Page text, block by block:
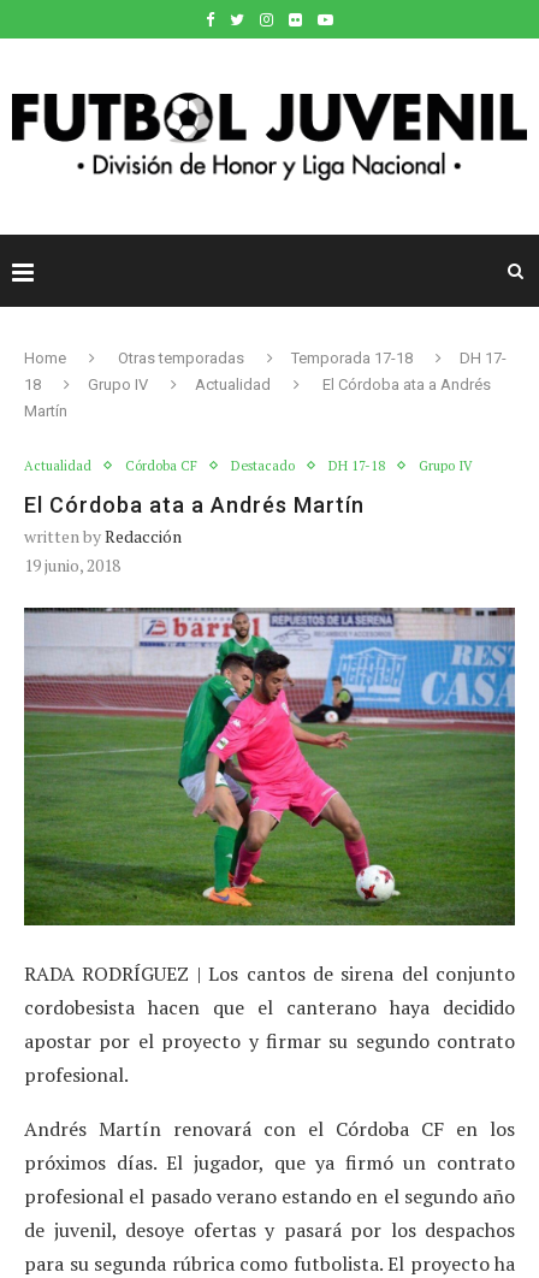
Home Otras temporadas Temporada 17-18
DH 17-
18
Grupo IV Actualidad
El Córdoba ata a Andrés
Martín
Actualidad Córdoba CF Destacado DH 17-18 Grupo IV
El Córdoba ata a Andrés Martín
written byRedacción
19 junio, 2018
RADA RODRÍGUEZ | Los cantos de sirena del conjunto
cordobesista hacen que el canterano haya decidido
apostar por el proyecto y firmar su segundo contrato
profesional.
Andrés Martín renovará con el Córdoba CF en los
próximos días. El jugador, que ya firmó un contrato
profesional el pasado verano estando en el segundo año
de juvenil, desoye ofertas y pasará por los despachos
para su segunda rúbrica como futbolista. El proyecto ha